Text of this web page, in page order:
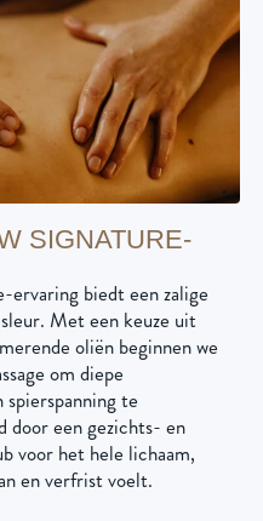
SIGNATURE-
ervaring biedt een zalige
Met een keuze uit
oliën beginnen we
om diepe
te
door een gezichts- en
voor het hele lichaam,
en verfrist voelt.